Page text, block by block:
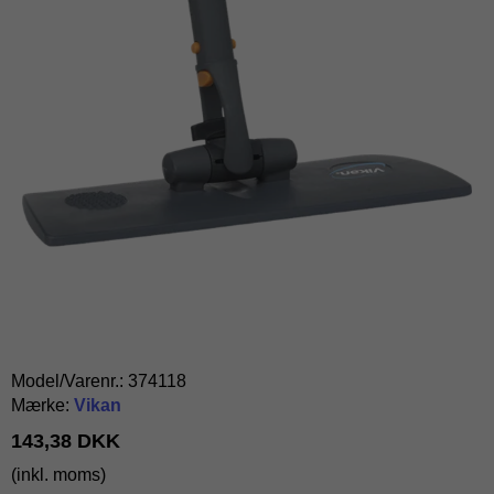
Model/Varenr.: 374118
Mærke: Vikan
143,38 DKK
(inkl. moms)